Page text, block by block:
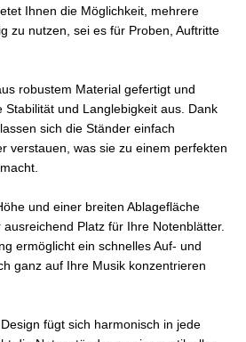
Ihnen die Möglichkeit, mehrere
zu nutzen, sei es für Proben, Auftritte
robustem Material gefertigt und
Stabilität und Langlebigkeit aus. Dank
sich die Ständer einfach
verstauen, was sie zu einem perfekten
und einer breiten Ablagefläche
Platz für Ihre Notenblätter.
ermöglicht ein schnelles Auf- und
ganz auf Ihre Musik konzentrieren
fügt sich harmonisch in jede